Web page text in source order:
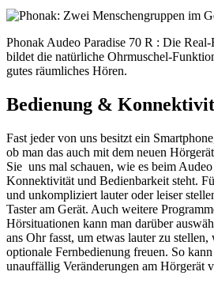
Phonak Audeo Paradise 70 R : Die
bildet die natürliche Ohrmuschel-
gutes räumliches Hören.
Bedienung &
Fast jeder von uns besitzt ein
ob man das auch mit dem neuen
Sie uns mal schauen, wie es beim
Konnektivität und Bedienbarkeit steht.
und unkompliziert lauter oder leiser
Taster am Gerät. Auch weitere
Hörsituationen kann man darüber
ans Ohr fasst, um etwas lauter zu
optionale Fernbedienung freuen. So
unauffällig Veränderungen am Hörgerät